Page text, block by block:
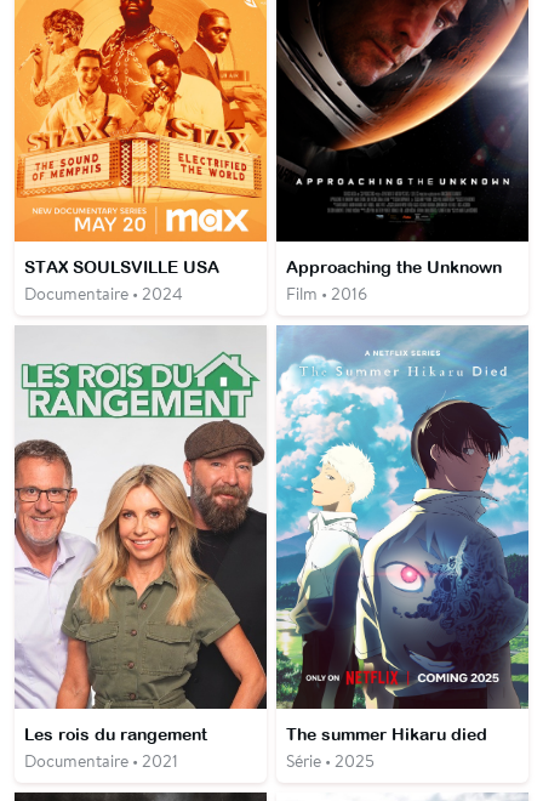
STAX SOULSVILLE USA
Documentaire • 2024
Approaching the Unknown
Film • 2016
Les rois du rangement
Documentaire • 2021
The summer Hikaru died
Série • 2025